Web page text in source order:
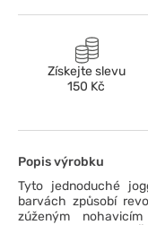
Získejte slevu
150 Kč
Popis výrobku
Tyto jednoduché
barvách způsobí
zúženým